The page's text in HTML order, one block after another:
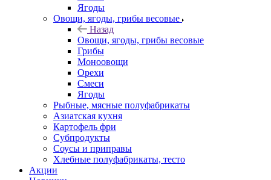
Ягоды
Овощи, ягоды, грибы весовые
Назад
Овощи, ягоды, грибы весовые
Грибы
Моноовощи
Орехи
Смеси
Ягоды
Рыбные, мясные полуфабрикаты
Азиатская кухня
Картофель фри
Субпродукты
Соусы и приправы
Хлебные полуфабрикаты, тесто
Акции